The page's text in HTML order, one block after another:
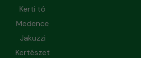
Kerti tó
Medence
Jakuzzi
Kertészet